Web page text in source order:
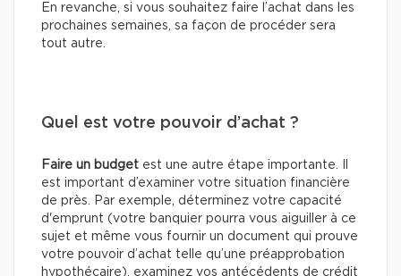
En revanche, si vous souhaitez faire l’achat dans les
prochaines semaines, sa façon de procéder sera
tout autre.
Quel est votre pouvoir d’achat ?
Faire un budget est une autre étape importante. Il
est important d’examiner votre situation financière
de près. Par exemple, déterminez votre capacité
d'emprunt (votre banquier pourra vous aiguiller à ce
sujet et même vous fournir un document qui prouve
votre pouvoir d’achat telle qu’une préapprobation
hypothécaire), examinez vos antécédents de crédit